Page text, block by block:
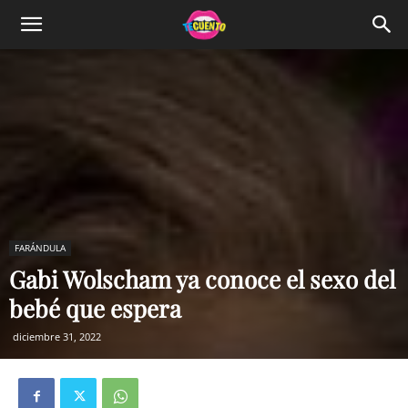
FARÁNDULA
Gabi Wolscham ya conoce el sexo del
bebé que espera
diciembre 31, 2022